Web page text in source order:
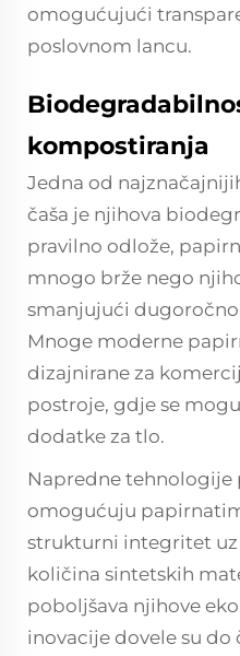
omogućujući
poslovnom lancu.
kompostiranja
Jedna od
čaša je njihova
pravilno odlože,
mnogo brže nego
smanjujući
Mnoge moderne
dizajnirane za
postroje, gdje se
dodatke za tlo.
Napredne tehnologije
omogućuju
strukturni integritet
količina sintetskih
poboljšava njihove
inovacije dovele su do